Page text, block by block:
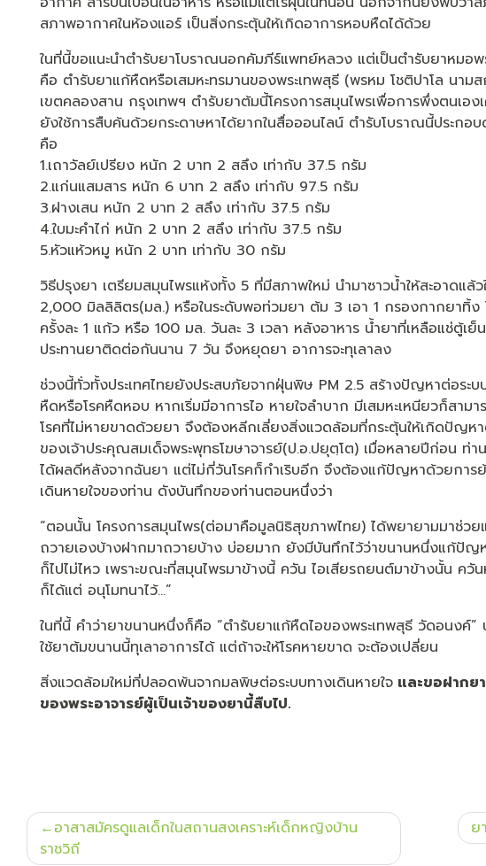
สภาพอากาศในห้องแอร์ เป็นสิ่งกระตุ้นให้เกิดอาการหอบหืดได้ด้วย
ในที่นี้ขอแนะนำตำรับยาโบราณนอกคัมภีร์แพทย์หลวง แต่เป็นตำรับยาหมอ
คือ ตำรับยาแก้หืดหรือเสมหะทรมานของพระเทพสุธี (พรหม โชติปาโล นาม
เขตคลองสาน กรุงเทพฯ ตำรับยาต้มนี้โครงการสมุนไพรเพื่อการพึ่งตนเอ
ยังใช้การสืบค้นด้วยกระดาษหาได้ยากในสื่อออนไลน์ ตำรับโบราณนี้ประก
คือ
1.เถาวัลย์เปรียง หนัก 2 บาท 2 สลึง เท่ากับ 37.5 กรัม
2.แก่นแสมสาร หนัก 6 บาท 2 สลึง เท่ากับ 97.5 กรัม
3.ฝางเสน หนัก 2 บาท 2 สลึง เท่ากับ 37.5 กรัม
4.ใบมะคำไก่ หนัก 2 บาท 2 สลึง เท่ากับ 37.5 กรัม
5.หัวแห้วหมู หนัก 2 บาท เท่ากับ 30 กรัม
วิธีปรุงยา เตรียมสมุนไพรแห้งทั้ง 5 ที่มีสภาพใหม่ นำมาซาวน้ำให้สะอาดแล้
2,000 มิลลิลิตร(มล.) หรือในระดับพอท่วมยา ต้ม 3 เอา 1 กรองกากยาทิ้
ครั้งละ 1 แก้ว หรือ 100 มล. วันละ 3 เวลา หลังอาหาร น้ำยาที่เหลือแช่ตู้เ
ประทานยาติดต่อกันนาน 7 วัน จึงหยุดยา อาการจะทุเลาลง
ช่วงนี้ทั่วทั้งประเทศไทยยังประสบภัยจากฝุ่นพิษ PM 2.5 สร้างปัญหาต่อระบ
หืดหรือโรคหืดหอบ หากเริ่มมีอาการไอ หายใจลำบาก มีเสมหะเหนียวก็สา
โรคที่ไม่หายขาดด้วยยา จึงต้องหลีกเลี่ยงสิ่งแวดล้อมที่กระตุ้นให้เกิดปัญ
ของเจ้าประคุณสมเด็จพระพุทธโฆษาจารย์(ป.อ.ปยุตฺโต) เมื่อหลายปีก่อน ท่
ได้ผลดีหลังจากฉันยา แต่ไม่กี่วันโรคก็กำเริบอีก จึงต้องแก้ปัญหาด้วยกา
เดินหายใจของท่าน ดังบันทึกของท่านตอนหนึ่งว่า
“ตอนนั้น โครงการสมุนไพร(ต่อมาคือมูลนิธิสุขภาพไทย) ได้พยายามมาช่ว
ถวายเองบ้างฝากมาถวายบ้าง บ่อยมาก ยังมีบันทึกไว้ว่าขนานหนึ่งแก้ปัญ
ก็ไปไม่ไหว เพราะขณะที่สมุนไพรมาข้างนี้ ควัน ไอเสียรถยนต์มาข้างนั้น ควั
ก็ได้แต่ อนุโมทนาไว้…”
ในที่นี้ คำว่ายาขนานหนึ่งก็คือ “ตำรับยาแก้หืดไอของพระเทพสุธี วัดอนงค์”
ใช้ยาต้มขนานนี้ทุเลาอาการได้ แต่ถ้าจะให้โรคหายขาด จะต้องเปลี่ยน
สิ่งแวดล้อมใหม่ที่ปลอดพ้นจากมลพิษต่อระบบทางเดินหายใจ และขอฝากย
ของพระอาจารย์ผู้เป็นเจ้าของยานี้สืบไป.
แนะแนว
เรื่อง
อาสาสมัครดูแลเด็กในสถานสงเคราะห์เด็กหญิงบ้าน
ราชวิถี
ย